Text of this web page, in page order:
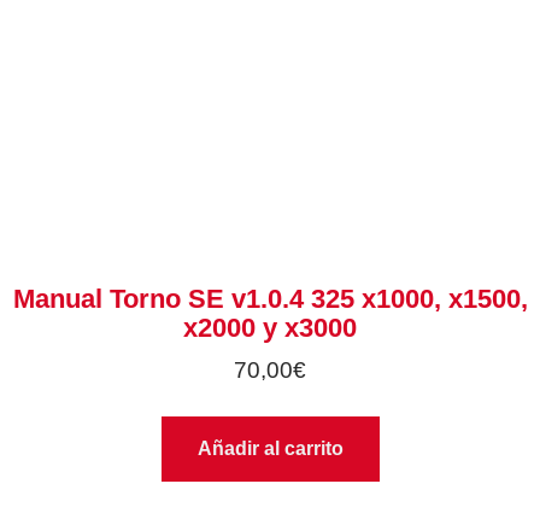
Manual Torno SE v1.0.4 325 x1000, x1500,
x2000 y x3000
70,00€
Añadir al carrito